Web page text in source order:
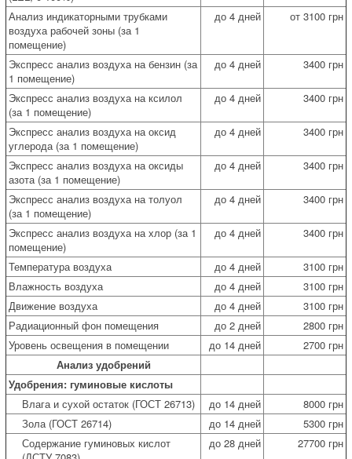
Анализ индикаторными трубками
воздуха рабочей зоны (за 1
помещение)
до 4 дней от 3100 грн
Экспресс анализ воздуха на бензин (за
1 помещение)
до 4 дней 3400 грн
Экспресс анализ воздуха на ксилол
(за 1 помещение)
до 4 дней 3400 грн
Экспресс анализ воздуха на оксид
углерода (за 1 помещение)
до 4 дней 3400 грн
Экспресс анализ воздуха на оксиды
азота (за 1 помещение)
до 4 дней 3400 грн
Экспресс анализ воздуха на толуол
(за 1 помещение)
до 4 дней 3400 грн
Экспресс анализ воздуха на хлор (за 1
помещение)
до 4 дней 3400 грн
Температура воздуха до 4 дней
3100 грн
Влажность воздуха
до 4 дней
3100 грн
Движение воздуха
до 4 дней
3100 грн
Радиационный фон помещения
до 2 дней
2800 грн
Уровень освещения в помещении
до 14 дней
2700 грн
Анализ удобрений
Удобрения: гуминовые кислоты
Влага и сухой остаток (ГОСТ 26713)
до 14 дней
8000 грн
Зола (ГОСТ 26714)
до 14 дней
5300 грн
Содержание гуминовых кислот
до 28 дней 27700 грн